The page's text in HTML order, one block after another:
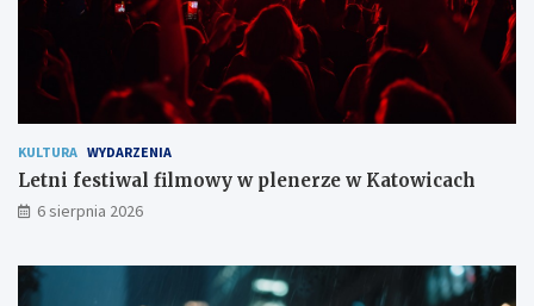
KULTURA WYDARZENIA
Letni festiwal filmowy w plenerze w Katowicach
6 sierpnia 2026